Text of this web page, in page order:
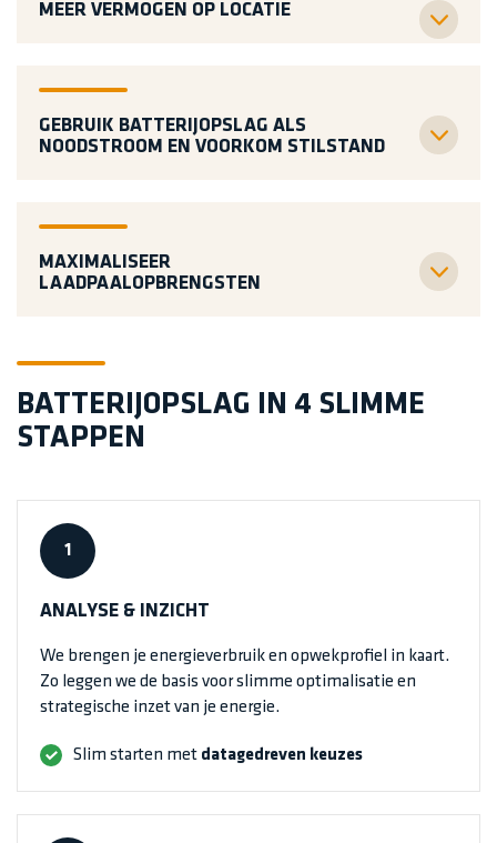
MEER VERMOGEN OP LOCATIE
GEBRUIK BATTERIJOPSLAG ALS
NOODSTROOM EN VOORKOM STILSTAND
MAXIMALISEER
LAADPAALOPBRENGSTEN
BATTERIJOPSLAG IN 4 SLIMME
STAPPEN
1
ANALYSE & INZICHT
We brengen je energieverbruik en opwekprofiel in kaart.
Zo leggen we de basis voor slimme optimalisatie en
strategische inzet van je energie.
Slim starten met datagedreven keuzes